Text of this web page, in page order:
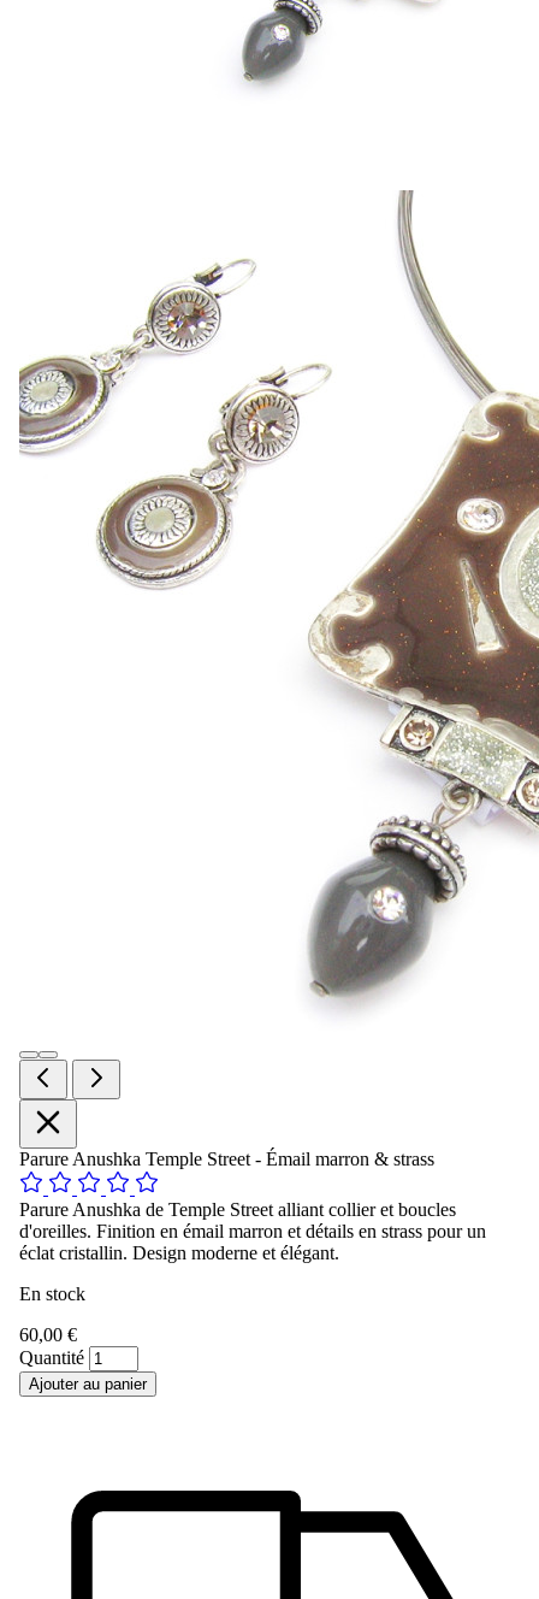
Parure Anushka Temple Street - Émail marron & strass
Parure Anushka de Temple Street alliant collier et boucles
d'oreilles. Finition en émail marron et détails en strass pour un
éclat cristallin. Design moderne et élégant.
En stock
60,00 €
Quantité
Ajouter au panier